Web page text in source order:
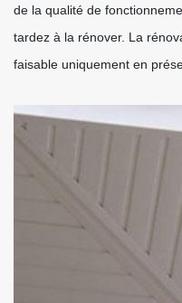
de la qualité de
tardez à la rénover. La
faisable uniquement en